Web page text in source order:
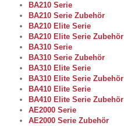
BA210 Serie
BA210 Serie Zubehör
BA210 Elite Serie
BA210 Elite Serie Zubehör
BA310 Serie
BA310 Serie Zubehör
BA310 Elite Serie
BA310 Elite Serie Zubehör
BA410 Elite Serie
BA410 Elite Serie Zubehör
AE2000 Serie
AE2000 Serie Zubehör